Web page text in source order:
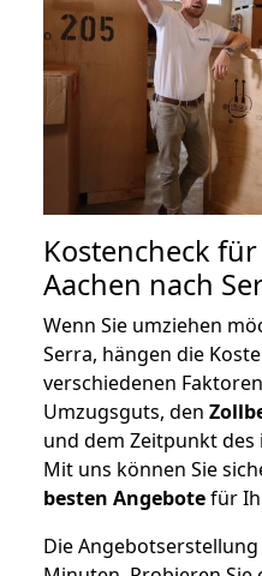
Kostencheck
Aachen nach
Wenn Sie umziehen
Serra, hängen die
verschiedenen
Umzugsguts, den
und dem Zeitpunkt
Mit uns können Sie
besten Angebotefür
Die